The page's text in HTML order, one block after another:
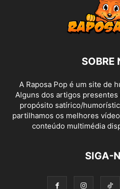
SOBRE
A Raposa Pop é um site de
Alguns dos artigos
propósito satírico/
partilhamos os melhores
conteúdo multimédia
SIGA-